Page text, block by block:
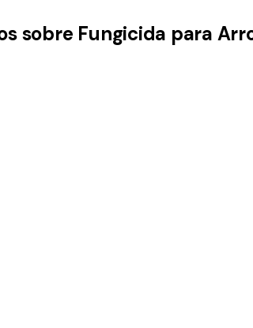
sobre Fungicida para